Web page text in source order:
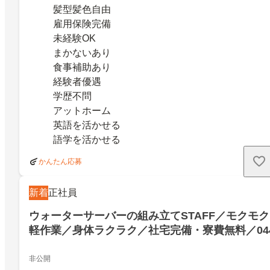
髪型髪色自由
雇用保険完備
未経験OK
まかないあり
食事補助あり
経験者優遇
学歴不問
アットホーム
英語を活かせる
語学を活かせる
かんたん応募
新着正社員
ウォーターサーバーの組み立てSTAFF／モクモク
軽作業／身体ラクラク／社宅完備・寮費無料／
非公開